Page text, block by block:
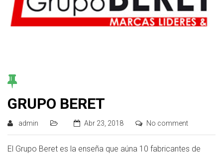
GRUPO BERET
admin Abr 23, 2018 No comment
El Grupo Beret es la enseña que aúna 10 fabricantes de